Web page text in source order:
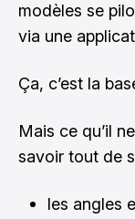
modèles se
via une
Ça, c’est la
Mais ce qu’il
savoir tout de
les angles